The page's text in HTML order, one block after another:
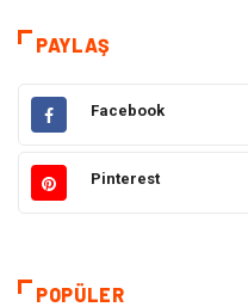
Hizmet
Hukuk
Güzellik & Bakım
Giyim
PAYLAŞ
Facebook
Pinterest
POPÜLER